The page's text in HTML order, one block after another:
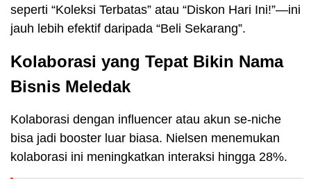
seperti “Koleksi Terbatas” atau “Diskon Hari Ini!”—ini
jauh lebih efektif daripada “Beli Sekarang”.
Kolaborasi yang Tepat Bikin Nama
Bisnis Meledak
Kolaborasi dengan influencer atau akun se-niche
bisa jadi booster luar biasa. Nielsen menemukan
kolaborasi ini meningkatkan interaksi hingga 28%.